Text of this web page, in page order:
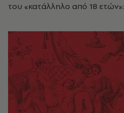
του «κατάλληλο από 18 ετών»: